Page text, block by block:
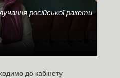
російської ракети
до кабінету